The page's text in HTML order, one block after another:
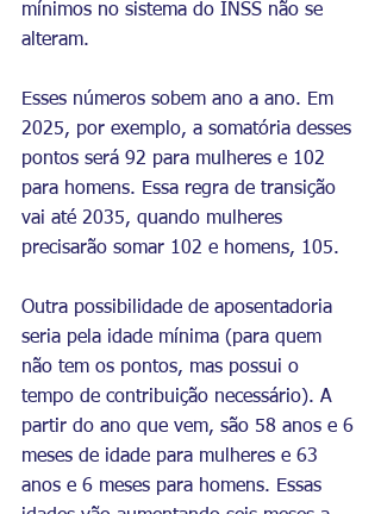
mínimos no sistema do INSS não se
alteram.
Esses números sobem ano a ano. Em
2025, por exemplo, a somatória desses
pontos será 92 para mulheres e 102
para homens. Essa regra de transição
vai até 2035, quando mulheres
precisarão somar 102 e homens, 105.
Outra possibilidade de aposentadoria
seria pela idade mínima (para quem
não tem os pontos, mas possui o
tempo de contribuição necessário). A
partir do ano que vem, são 58 anos e 6
meses de idade para mulheres e 63
anos e 6 meses para homens. Essas